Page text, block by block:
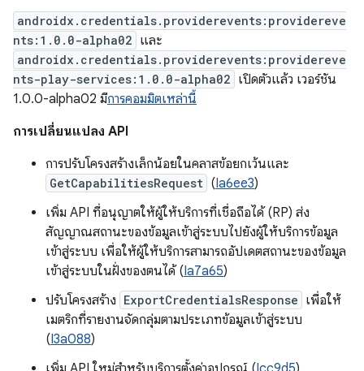
androidx.credentials.providerevents:providereve
nts:1.0.0-alpha02 และ
androidx.credentials.providerevents:providereve
nts-play-services:1.0.0-alpha02 เปิดตัวแล้ว เวอร์ชัน
1.0.0-alpha02 มีการคอมมิตเหล่านี้
การเปลี่ยนแปลง API
การปรับโครงสร้างเล็กน้อยในคลาสข้อยกเว้นและ
GetCapabilitiesRequest (Ia6ee3)
เพิ่ม API ที่อนุญาตให้ผู้ให้บริการที่เชื่อถือได้ (RP) ส่ง
สัญญาณสถานะของข้อมูลเข้าสู่ระบบไปยังผู้ให้บริการข้อมูล
เข้าสู่ระบบ เพื่อให้ผู้ให้บริการสามารถอัปเดตสถานะของข้อมูล
เข้าสู่ระบบในฝั่งของตนได้ (Ia7a65)
ปรับโครงสร้าง ExportCredentialsResponse เพื่อให้
เมตริกที่รายงานจัดกลุ่มตามประเภทข้อมูลเข้าสู่ระบบ
(I3a088)